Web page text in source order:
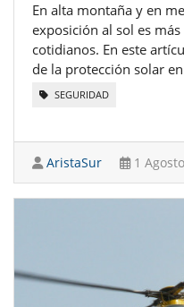
En alta montaña y en
exposición al sol es
cotidianos. En este
de la protección solar
SEGURIDAD
AristaSur 1